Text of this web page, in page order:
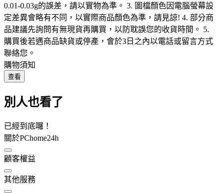
0.01-0.03g的誤差，請以實物為準。 3. 圖檔顏色因電腦螢幕設
定差異會略有不同，以實際商品顏色為準，請見諒! 4. 部分商
品建議先詢問有無現貨再購買，以防耽誤您的收貨時間。 5.
購買後若遇商品缺貨或停產，會於3日之內以電話或留言方式
聯絡您。
購物須知
查看
別人也看了
已經到底囉！
關於PChome24h
顧客權益
其他服務